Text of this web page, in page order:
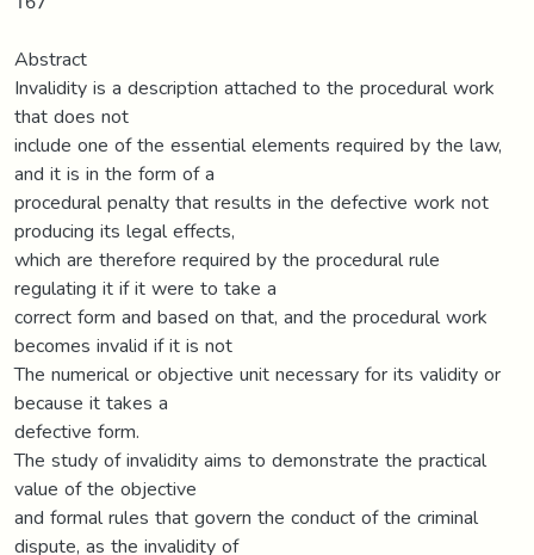
Abstract
Invalidity is a description attached to the procedural work
that does not
include one of the essential elements required by the law,
and it is in the form of a
procedural penalty that results in the defective work not
producing its legal effects,
which are therefore required by the procedural rule
regulating it if it were to take a
correct form and based on that, and the procedural work
becomes invalid if it is not
The numerical or objective unit necessary for its validity or
because it takes a
defective form.
The study of invalidity aims to demonstrate the practical
value of the objective
and formal rules that govern the conduct of the criminal
dispute, as the invalidity of